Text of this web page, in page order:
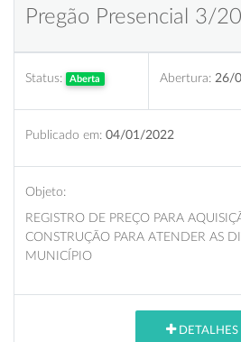
Pregão Presencial 3/
Status: Aberta Abertura: 26/
Publicado em: 04/01/2022
Objeto:
REGISTRO DE PREÇO PARA
CONSTRUÇÃO PARA ATENDER AS
MUNICÍPIO
DETALHES